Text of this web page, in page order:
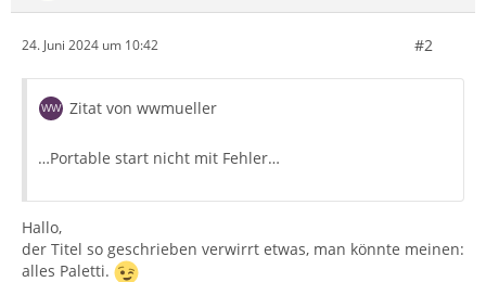
24. Juni 2024 um 10:42 #2
Zitat von wwmueller
…Portable start nicht mit Fehler…
Hallo,
der Titel so geschrieben verwirrt etwas, man könnte meinen:
alles Paletti.